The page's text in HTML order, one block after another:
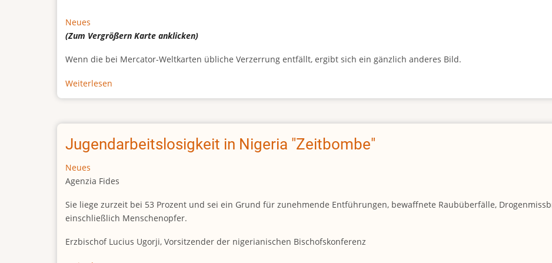
Neues
(Zum VergrößernKarte anklicken)
Wenn die bei Mercator-Weltkarten übliche Verzerrung entfällt, ergibt sich ein gänzlich anderes Bild.
Weiterlesen
Afrikas
Größe
Jugendarbeitslosigkeit in Nigeria "Zeitbombe"
Neues
Agenzia Fides
Sie liege zurzeit bei 53 Prozent und sei ein Grund für zunehmende Entführungen, bewaffnete Raubüberfälle,
einschließlich Menschenopfer.
Erzbischof Lucius Ugorji, Vorsitzender der nigerianischen Bischofskonferenz